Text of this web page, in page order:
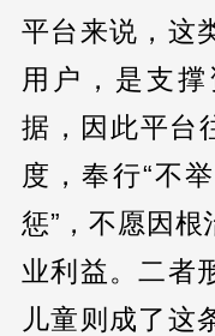
平台来说，这
用户，是支
据，因此平台
度，奉行“不
惩”，不愿因
业利益。二者
儿童则成了这